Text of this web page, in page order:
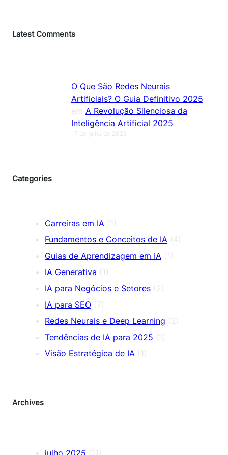
Latest Comments
O Que São Redes Neurais
Artificiais? O Guia Definitivo 2025
em A Revolução Silenciosa da
Inteligência Artificial 2025
17 de julho de 2025
Categories
Carreiras em IA (1)
Fundamentos e Conceitos de IA (4)
Guias de Aprendizagem em IA (1)
IA Generativa (1)
IA para Negócios e Setores (2)
IA para SEO (7)
Redes Neurais e Deep Learning (2)
Tendências de IA para 2025 (1)
Visão Estratégica de IA (1)
Archives
julho 2025 (11)